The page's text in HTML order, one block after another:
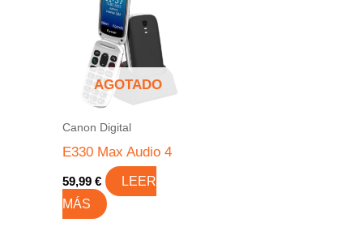
AGOTADO
Canon Digital
E330 Max Audio 4
59,99€
LEER
MÁS